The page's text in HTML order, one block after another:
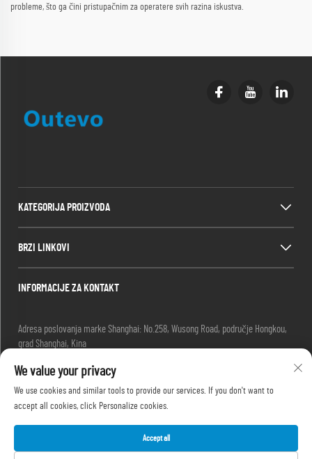
probleme, što ga čini pristupačnim za operatere svih razina iskustva.
KATEGORIJA PROIZVODA
BRZI LINKOVI
INFORMACIJE ZA KONTAKT
Adresa poslovanja marke Shanghai: No.258, Wusong Road, područje Hongkou,
grad Shanghai, Kina
-Tel.+86-13280087620
-Tel.+86-13280035385
-Tel.+86-13280039195
We value your privacy
We use cookies and similar tools to provide our services. If you don't want to
accept all cookies, click Personalize cookies.
Accept all